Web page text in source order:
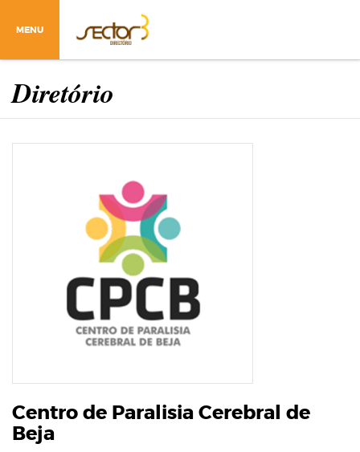
MENU
Diretório
Centro de Paralisia Cerebral de
Beja